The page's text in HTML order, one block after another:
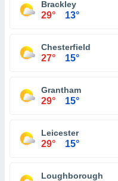
Brackley
29° 13°
Chesterfield
27° 15°
Grantham
29° 15°
Leicester
29° 15°
Loughborough